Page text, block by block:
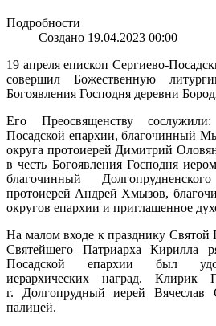
Подробности
Создано 19.04.2023 00:00
19 апреля епископ Сергиево-
совершил Божественную
Богоявления Господня деревни
Его Преосвященству
Посадской епархии, благочинный
округа протоиерей Димитрий
в честь Богоявления Господня
благочинный
протоиерей Андрей Хмызов,
округов епархии и приглашенное
На малом входе к празднику Святой
Святейшего Патриарха Кирилла
Посадской епархии был
иерархических наград. Клирик
г. Долгопрудный иерей Вячеслав
палицей.